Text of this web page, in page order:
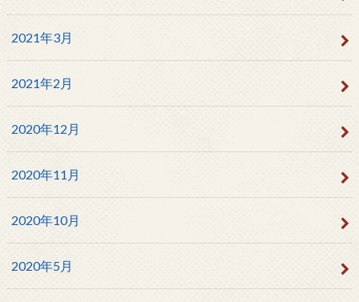
2021年3月
2021年2月
2020年12月
2020年11月
2020年10月
2020年5月